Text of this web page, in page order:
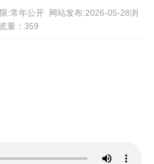
:常年公开
网站发布:2026-05-28浏
览量： 359